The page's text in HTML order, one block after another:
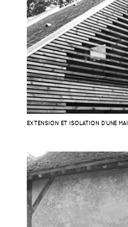
EXTENSION ET ISOLATION D’UNE